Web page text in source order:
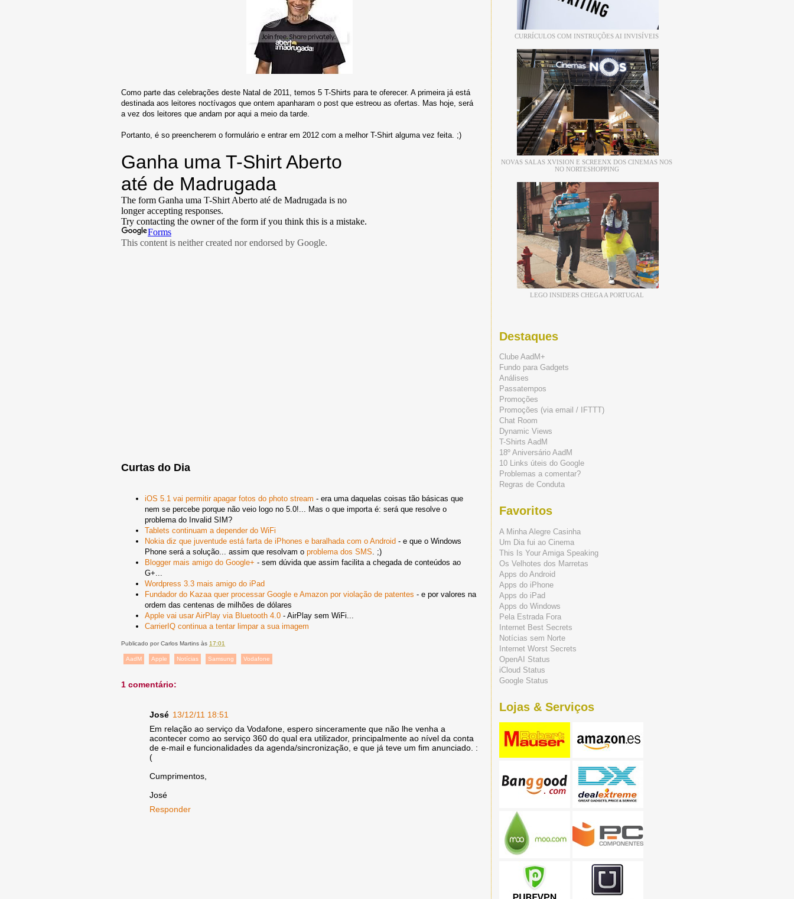
Como parte das celebrações deste Natal de 2011, temos 5 T-Shirts para te oferecer. A primeira já está
destinada aos leitores noctívagos que ontem apanharam o post que estreou as ofertas. Mas hoje, será
a vez dos leitores que andam por aqui a meio da tarde.
Portanto, é so preencherem o formulário e entrar em 2012 com a melhor T-Shirt alguma vez feita. ;)
Curtas do Dia
iOS 5.1 vai permitir apagar fotos do photo stream - era uma daquelas coisas tão básicas que
nem se percebe porque não veio logo no 5.0!... Mas o que importa é: será que resolve o
problema do Invalid SIM?
Tablets continuam a depender do WiFi
Nokia diz que juventude está farta de iPhones e baralhada com o Android - e que o Windows
Phone será a solução... assim que resolvam o problema dos SMS . ;)
Blogger mais amigo do Google+ - sem dúvida que assim facilita a chegada de conteúdos ao
G+...
Wordpress 3.3 mais amigo do iPad
Fundador do Kazaa quer processar Google e Amazon por violação de patentes - e por valores na
ordem das centenas de milhões de dólares
Apple vai usar AirPlay via Bluetooth 4.0 - AirPlay sem WiFi...
CarrierIQ continua a tentar limpar a sua imagem
Publicado porCarlos Martins às 17:01
AadM Apple Notícias Samsung Vodafone
1 comentário:
José 13/12/11 18:51
Em relação ao serviço da Vodafone, espero sinceramente que não lhe venha a
acontecer como ao serviço 360 do qual era utilizador, principalmente ao nível da conta
de e-mail e funcionalidades da agenda/sincronização, e que já teve um fim anunciado. :
(
Cumprimentos,
José
Responder
CURRÍCULOS COM INSTRUÇÕES AI INVISÍVEIS
NOVAS SALAS XVISION E SCREENX DOS CINEMAS NOS
NO NORTESHOPPING
LEGO INSIDERS CHEGA A PORTUGAL
Destaques
Clube AadM+
Fundo para Gadgets
Análises
Passatempos
Promoções
Promoções (via email / IFTTT)
Chat Room
Dynamic Views
T-Shirts AadM
18º Aniversário AadM
10 Links úteis do Google
Problemas a comentar?
Regras de Conduta
Favoritos
A Minha Alegre Casinha
Um Dia fui ao Cinema
This Is Your Amiga Speaking
Os Velhotes dos Marretas
Apps do Android
Apps do iPhone
Apps do iPad
Apps do Windows
Pela Estrada Fora
Internet Best Secrets
Notícias sem Norte
Internet Worst Secrets
OpenAI Status
iCloud Status
Google Status
Lojas & Serviços